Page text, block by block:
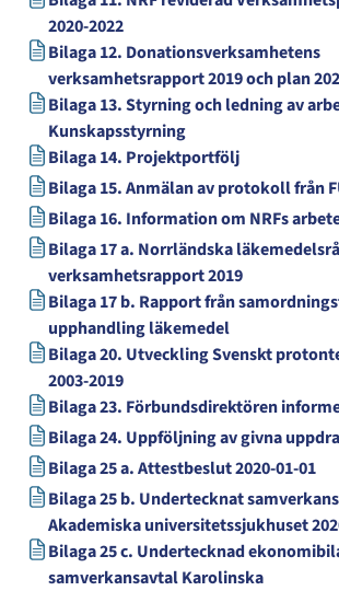
2020-2022
Bilaga 12. Donationsverksamhetens
verksamhetsrapport 2019 och plan
Bilaga 13. Styrning och ledning av
Kunskapsstyrning
Bilaga 14. Projektportfölj
Bilaga 15. Anmälan av protokoll från
Bilaga 16. Information om NRFs
Bilaga 17 a. Norrländska
verksamhetsrapport 2019
Bilaga 17 b. Rapport från
upphandling läkemedel
Bilaga 20. Utveckling Svenskt
2003-2019
Bilaga 23. Förbundsdirektören
Bilaga 24. Uppföljning av givna
Bilaga 25 a. Attestbeslut 2020-01-01
Bilaga 25 b. Undertecknat
Akademiska universitetssjukhuset
Bilaga 25 c. Undertecknad
samverkansavtal Karolinska